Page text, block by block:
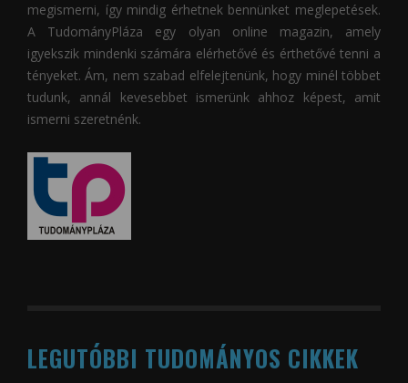
megismerni, így mindig érhetnek bennünket meglepetések.
A TudományPláza egy olyan online magazin, amely
igyekszik mindenki számára elérhetővé és érthetővé tenni a
tényeket. Ám, nem szabad elfelejtenünk, hogy minél többet
tudunk, annál kevesebbet ismerünk ahhoz képest, amit
ismerni szeretnénk.
LEGUTÓBBI TUDOMÁNYOS CIKKEK